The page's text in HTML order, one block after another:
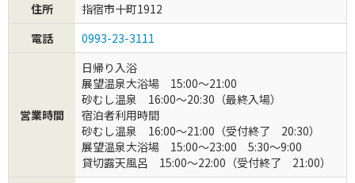
クーポンご利用について
住所
指宿市十町1912
電話
0993-23-3111
営業時間
日帰り入浴
展望温泉大浴場 15:00～21:00
砂むし温泉 16:00～20:30（最終入場）
宿泊者利用時間
砂むし温泉 16:00～21:00（受付終了 20:30）
展望温泉大浴場 15:00～23:00 5:30～9:00
貸切露天風呂 15:00～22:00（受付終了 21:00）